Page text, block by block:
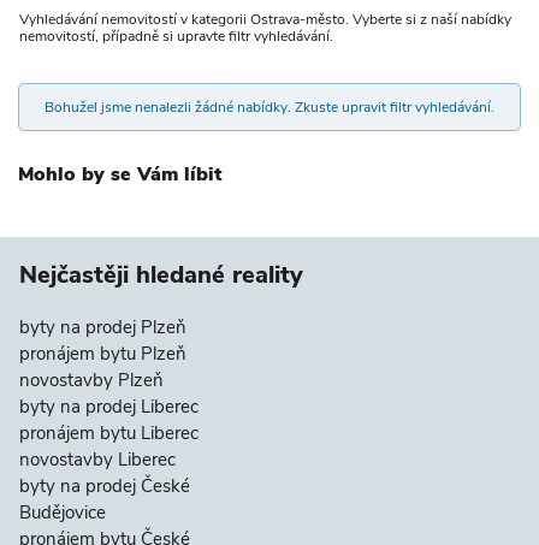
Vyhledávání nemovitostí v kategorii Ostrava-město. Vyberte si z naší nabídky
nemovitostí, případně si upravte filtr vyhledávání.
Bohužel jsme nenalezli žádné nabídky. Zkuste upravit filtr vyhledávání.
Mohlo by se Vám líbit
Nejčastěji hledané reality
byty na prodej Plzeň
pronájem bytu Plzeň
novostavby Plzeň
byty na prodej Liberec
pronájem bytu Liberec
novostavby Liberec
byty na prodej České
Budějovice
pronájem bytu České